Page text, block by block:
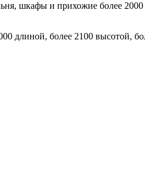
шкафы и прихожие более
длиной, более 2100 высотой,